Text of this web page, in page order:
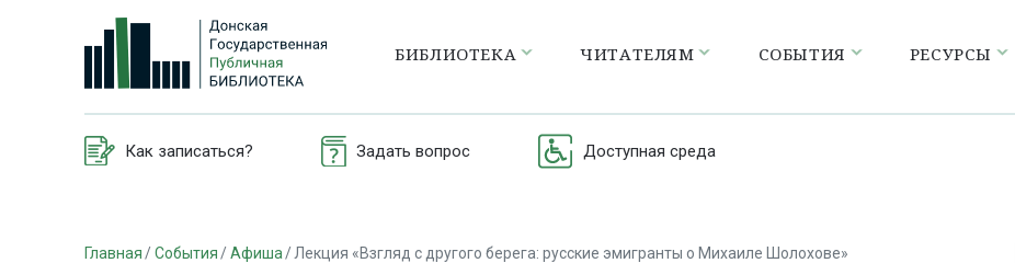
БИБЛИОТЕКА ЧИТАТЕЛЯМ СОБЫТИЯ РЕСУРСЫ
Как записаться? Задать вопрос Доступная среда
Главная События Афиша Лекция «Взгляд с другого берега: русские эмигранты о Михаиле Шолохове»